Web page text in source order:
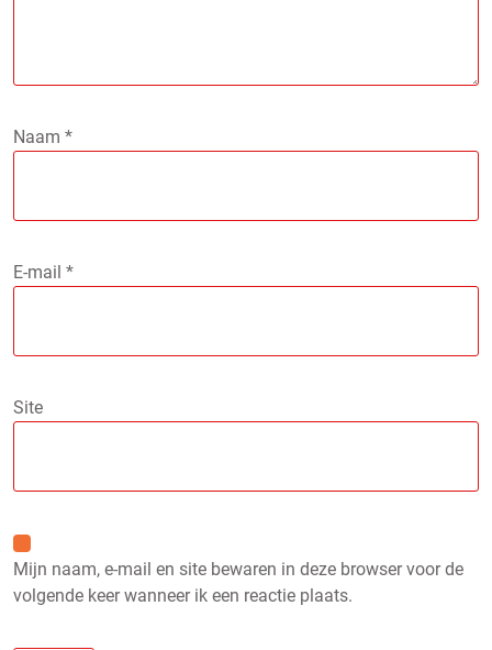
Naam *
E-mail *
Site
Mijn naam, e-mail en site bewaren in deze browser voor de
volgende keer wanneer ik een reactie plaats.